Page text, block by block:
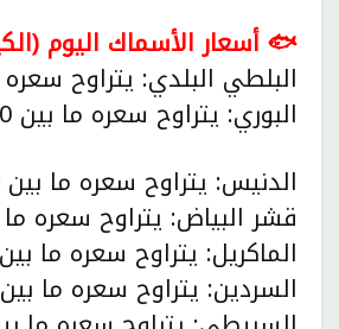
🐟 أسعار الأسماك اليوم
البلطي البلدي: يتراوح سعره ما بين 50
البوري: يتراوح سعره ما بين 100 و240 جنيهًا
الدنيس: يتراوح سعره ما بين 160 و320 جنيهًا
قشر البياض: يتراوح سعره ما بين 180 و300
الماكريل: يتراوح سعره ما بين 55 و90 جنيهًا
السردين: يتراوح سعره ما بين 25 و40 جنيهًا